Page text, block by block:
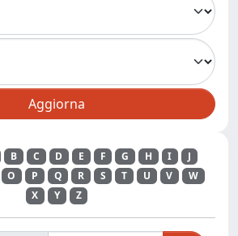
B C D E F G H I
J
O P Q R S T U V
W
X
Y Z